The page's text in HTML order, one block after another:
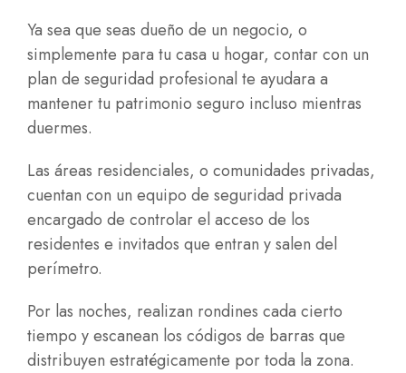
Ya sea que seas dueño de un negocio, o
simplemente para tu casa u hogar, contar con un
plan de seguridad profesional te ayudara a
mantener tu patrimonio seguro incluso mientras
duermes.
Las áreas residenciales, o comunidades privadas,
cuentan con un equipo de seguridad privada
encargado de controlar el acceso de los
residentes e invitados que entran y salen del
perímetro.
Por las noches, realizan rondines cada cierto
tiempo y escanean los códigos de barras que
distribuyen estratégicamente por toda la zona.